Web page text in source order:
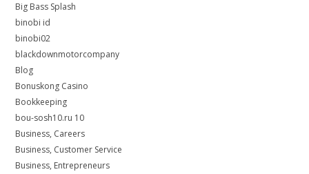
Big Bass Splash
binobi id
binobi02
blackdownmotorcompany
Blog
Bonuskong Casino
Bookkeeping
bou-sosh10.ru 10
Business, Careers
Business, Customer Service
Business, Entrepreneurs